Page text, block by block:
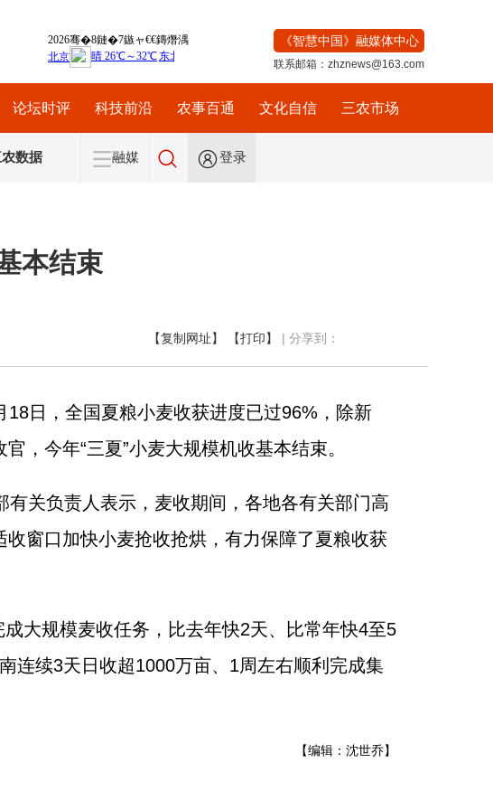
《智慧中国》融媒体中心
联系邮箱：zhznews@163.com
论坛时评 科技前沿 农事百通 文化自信 三农市场
农数据 融媒 登录
本结束
【复制网址】 【打印】 | 分享到：
日，全国夏粮小麦收获进度已过96%，除新
，今年“三夏”小麦大规模机收基本结束。
关负责人表示，麦收期间，各地各有关部门高
窗口加快小麦抢收抢烘，有力保障了夏粮收获
大规模麦收任务，比去年快2天、比常年快4至5
连续3天日收超1000万亩、1周左右顺利完成集
【编辑：沈世乔】